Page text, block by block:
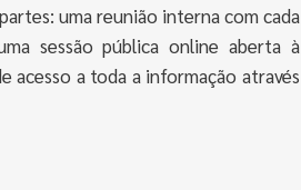
uma reunião interna com cada
sessão pública online aberta à
acesso a toda a informação através